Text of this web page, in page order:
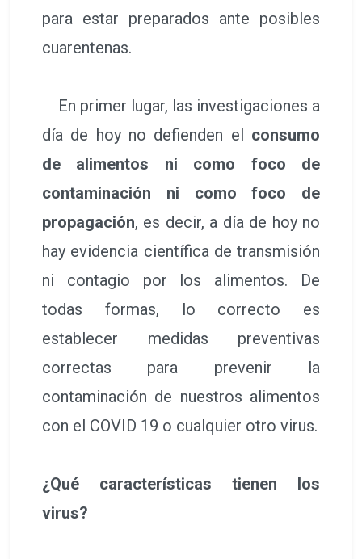
para estar preparados ante posibles
cuarentenas.
En primer lugar, las investigaciones a
día de hoy no defienden el consumo
de alimentos ni como foco de
contaminación ni como foco de
propagación, es decir, a día de hoy no
hay evidencia científica de transmisión
ni contagio por los alimentos. De
todas formas, lo correcto es
establecer medidas preventivas
correctas para prevenir la
contaminación de nuestros alimentos
con el COVID 19 o cualquier otro virus.
¿Qué características tienen los
virus?